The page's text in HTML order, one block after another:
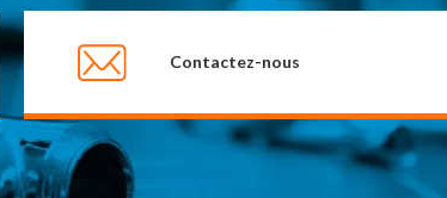
Contactez-nous